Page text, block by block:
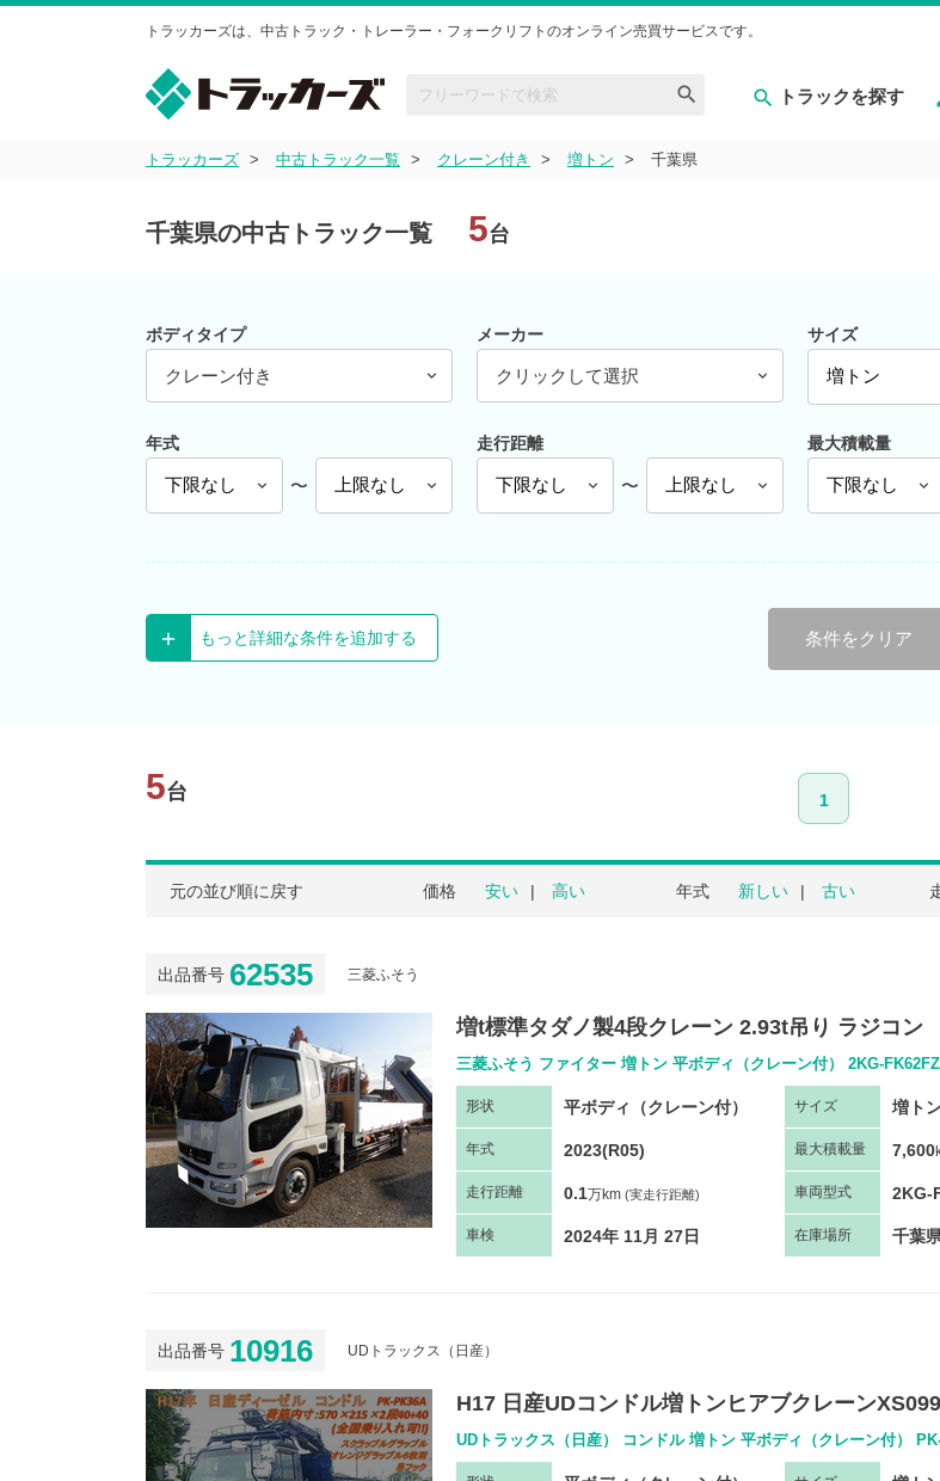
トラッカーズは、中古トラック・トレーラー・フォークリフトのオンライン売買サービスです。
トラックを探す
トラッカーズ 中古トラック一覧 クレーン付き 増トン 千葉県
千葉県の中古トラック一覧 5台
ボディタイプ
クレーン付き
メーカー
クリックして選択
サイズ
年式
〜
走行距離
〜
最大積載量
もっと詳細な条件を追加する 条件をクリア
5台 1
元の並び順に戻す 価格 安い 高い 年式 新しい 古い
出品番号 62535 三菱ふそう
増t標準タダノ製4段クレーン 2.93t吊り ラジコン
三菱ふそう ファイター 増トン 平ボディ（クレーン付） 2KG-
形状 平ボディ（クレーン付） サイズ 増ト
年式 2023(R05) 最大積載量 7,600
走行距離 0.1万km (実走行距離) 車両型式 2KG-
車検 2024年 11月 27日 在庫場所 千葉
出品番号 10916 UDトラックス（日産）
H17 日産UDコンドル増トンヒアブクレーンXS099
UDトラックス（日産） コンドル 増トン 平ボディ（クレーン付）